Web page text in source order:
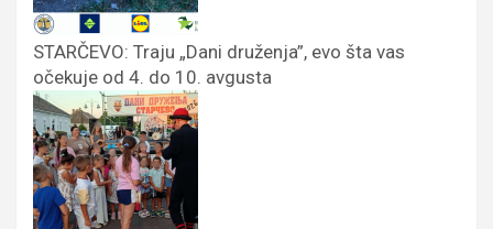
STARČEVO: Traju „Dani druženja”, evo šta vas
očekuje od 4. do 10. avgusta